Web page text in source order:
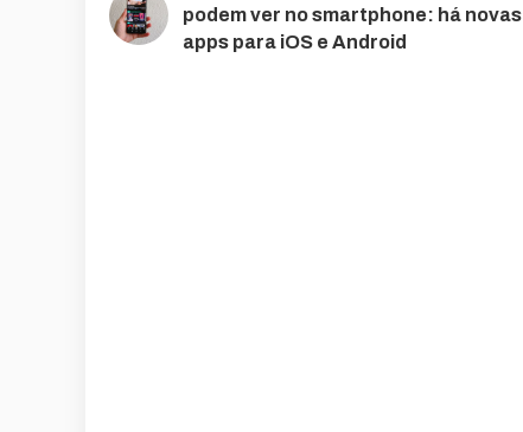
podem ver no smartphone: há novas
apps para iOS e Android